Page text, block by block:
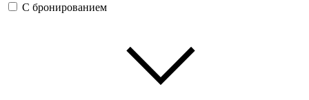
С бронированием